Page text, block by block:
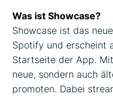
Was ist Showcase?
Showcase ist das
Spotify und erscheint
Startseite der App.
neue, sondern auch
promoten. Dabei